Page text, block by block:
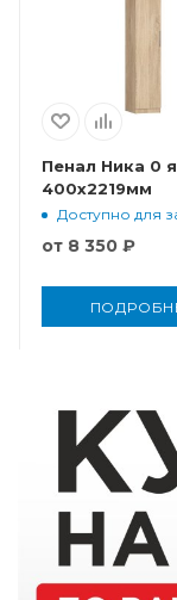
Пенал Ника 0
400x2219мм
Доступно для
от 8 350 ₽